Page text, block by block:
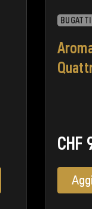
BUGATTI
CHF